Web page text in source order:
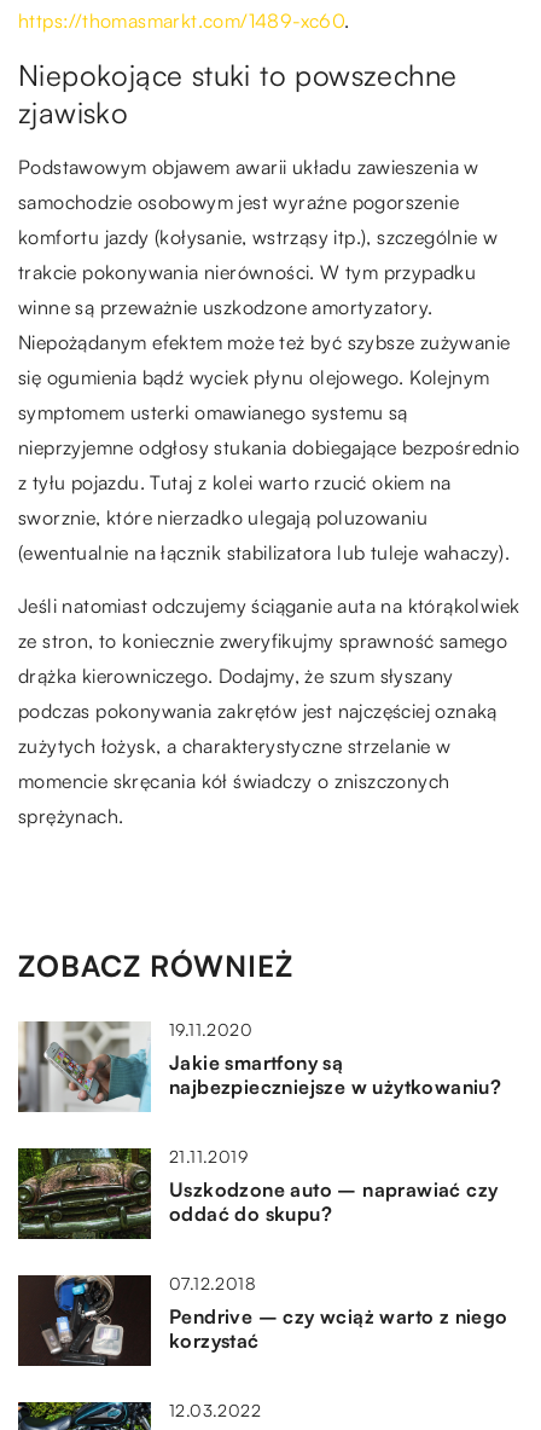
https://thomasmarkt.com/1489-xc60.
Niepokojące stuki to powszechne
zjawisko
Podstawowym objawem awarii układu zawieszenia w
samochodzie osobowym jest wyraźne pogorszenie
komfortu jazdy (kołysanie, wstrząsy itp.), szczególnie w
trakcie pokonywania nierówności. W tym przypadku
winne są przeważnie uszkodzone amortyzatory.
Niepożądanym efektem może też być szybsze zużywanie
się ogumienia bądź wyciek płynu olejowego. Kolejnym
symptomem usterki omawianego systemu są
nieprzyjemne odgłosy stukania dobiegające bezpośrednio
z tyłu pojazdu. Tutaj z kolei warto rzucić okiem na
sworznie, które nierzadko ulegają poluzowaniu
(ewentualnie na łącznik stabilizatora lub tuleje wahaczy).
Jeśli natomiast odczujemy ściąganie auta na którąkolwiek
ze stron, to koniecznie zweryfikujmy sprawność samego
drążka kierowniczego. Dodajmy, że szum słyszany
podczas pokonywania zakrętów jest najczęściej oznaką
zużytych łożysk, a charakterystyczne strzelanie w
momencie skręcania kół świadczy o zniszczonych
sprężynach.
ZOBACZ RÓWNIEŻ
19.11.2020
Jakie smartfony są
najbezpieczniejsze w użytkowaniu?
21.11.2019
Uszkodzone auto – naprawiać czy
oddać do skupu?
07.12.2018
Pendrive – czy wciąż warto z niego
korzystać
12.03.2022